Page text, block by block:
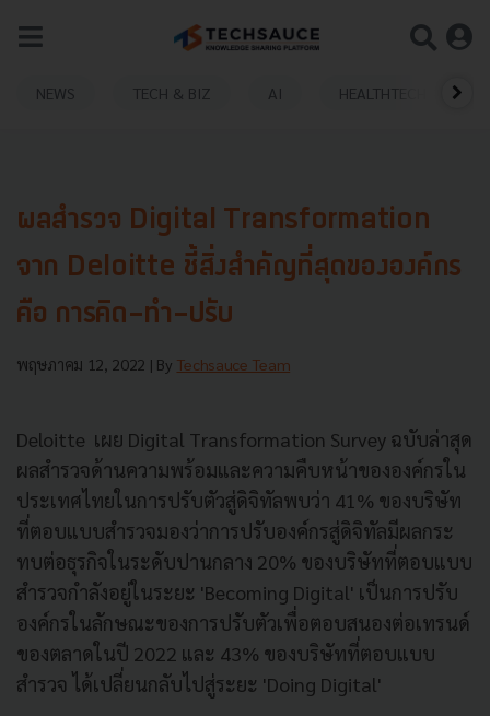
NEWS TECH & BIZ AI HEALTHTECH
ผลสำรวจ Digital Transformation
จาก Deloitte ชี้สิ่งสำคัญที่สุดขององค์กร
คือ การคิด-ทำ-ปรับ
พฤษภาคม 12, 2022 | By Techsauce Team
Deloitte เผย Digital Transformation Survey ฉบับล่าสุด
ผลสำรวจด้านความพร้อมและความคืบหน้าขององค์กรใน
ประเทศไทยในการปรับตัวสู่ดิจิทัลพบว่า 41% ของบริษัท
ที่ตอบแบบสำรวจมองว่าการปรับองค์กรสู่ดิจิทัลมีผลกระ
ทบต่อธุรกิจในระดับปานกลาง 20% ของบริษัทที่ตอบแบบ
สำรวจกำลังอยู่ในระยะ 'Becoming Digital' เป็นการปรับ
องค์กรในลักษณะของการปรับตัวเพื่อตอบสนองต่อเทรนด์
ของตลาดในปี 2022 และ 43% ของบริษัทที่ตอบแบบ
สำรวจ ได้เปลี่ยนกลับไปสู่ระยะ 'Doing Digital'